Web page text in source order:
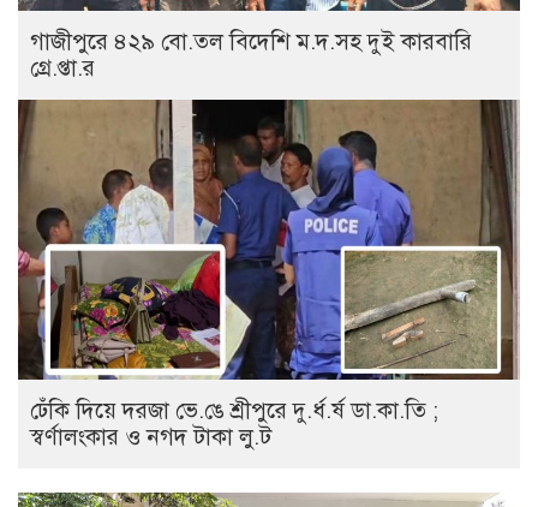
গাজীপুরে ৪২৯ বো.তল বিদেশি ম.দ.সহ দুই কারবারি
গ্রে.প্তা.র
ঢেঁকি দিয়ে দরজা ভে.ঙে শ্রীপুরে দু.র্ধ.র্ষ ডা.কা.তি ;
স্বর্ণালংকার ও নগদ টাকা লু.ট